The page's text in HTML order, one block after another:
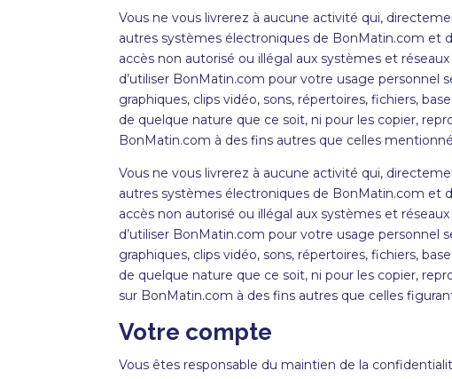
Vous ne vous livrerez à aucune activité qui,
autres systèmes électroniques de BonMatin.com et
accès non autorisé ou illégal aux systèmes et
d’utiliser BonMatin.com pour votre usage personnel
graphiques, clips vidéo, sons, répertoires, fichiers,
de quelque nature que ce soit, ni pour les copier,
BonMatin.com à des fins autres que celles
Vous ne vous livrerez à aucune activité qui,
autres systèmes électroniques de BonMatin.com et
accès non autorisé ou illégal aux systèmes et
d’utiliser BonMatin.com pour votre usage personnel
graphiques, clips vidéo, sons, répertoires, fichiers,
de quelque nature que ce soit, ni pour les copier,
sur BonMatin.com à des fins autres que celles
Votre compte
Vous êtes responsable du maintien de la